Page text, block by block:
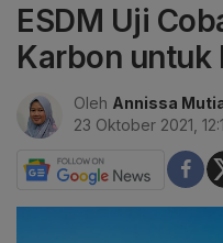
ESDM Uji
Karbon untuk
Oleh Annissa
23 Oktober 2021,